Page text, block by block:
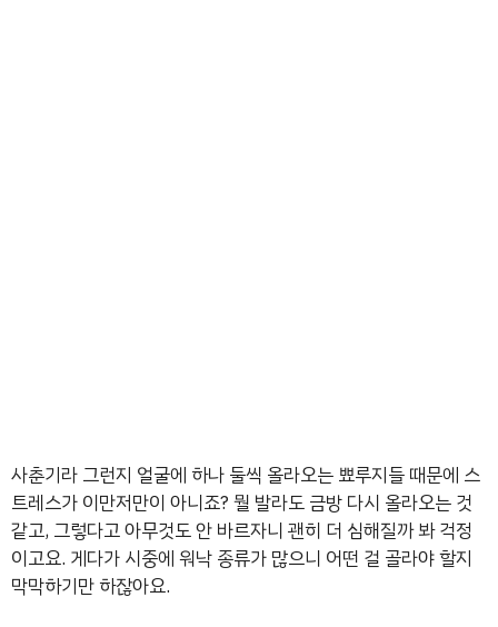
사춘기라 그런지 얼굴에 하나 둘씩 올라오는 뾰루지들 때문에 스
트레스가 이만저만이 아니죠? 뭘 발라도 금방 다시 올라오는 것
같고, 그렇다고 아무것도 안 바르자니 괜히 더 심해질까 봐 걱정
이고요. 게다가 시중에 워낙 종류가 많으니 어떤 걸 골라야 할지
막막하기만 하잖아요.